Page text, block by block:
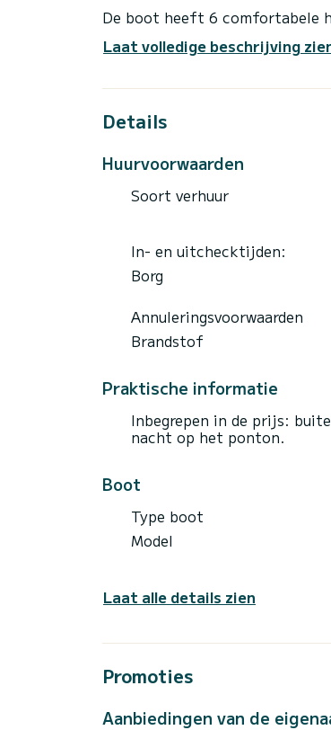
De boot heeft 6 comfortabele
het water in de omgeving van
Voor uw comfort heeft Tigra
Deze boot is uitgerust met een
Aarzel niet om contact met ons
Laat volledige beschrijving
Details
Huurvoorwaarden
Soort verhuur
In- en uitchecktijden:
Borg
Annuleringsvoorwaarden
Brandstof
Praktische informatie
Inbegrepen in de prijs:
nacht op het ponton.
Boot
Type boot
Model
Laat alle details zien
Promoties
Aanbiedingen van de